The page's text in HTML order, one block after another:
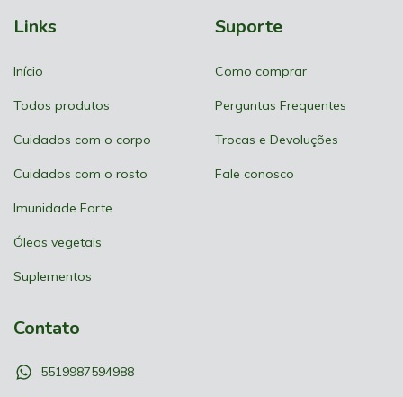
Links
Início
Todos produtos
Cuidados com o corpo
Cuidados com o rosto
Imunidade Forte
Óleos vegetais
Suplementos
Suporte
Como comprar
Perguntas Frequentes
Trocas e Devoluções
Fale conosco
Contato
5519987594988